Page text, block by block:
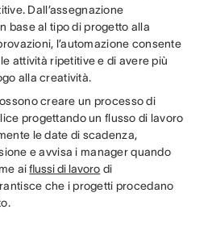
Dall’assegnazione
base al tipo di progetto alla
l’automazione consente
attività ripetitive e di avere più
alla creatività.
creare un processo di
progettando un flusso di lavoro
le date di scadenza,
e avvisa i manager quando
aiflussi di lavoro di
che i progetti procedano